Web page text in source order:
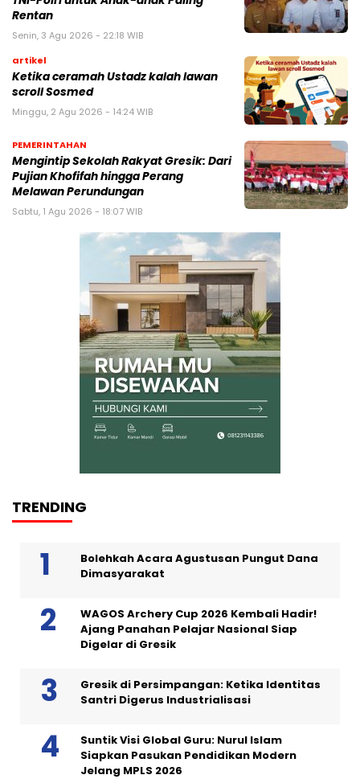
Rentan
Senin, 3 Agu 2026 - 22:18 WIB
artikel
Ketika ceramah Ustadz kalah lawan
scroll Sosmed
Minggu, 2 Agu 2026 - 14:24 WIB
PEMERINTAHAN
Mengintip Sekolah Rakyat Gresik: Dari
Pujian Khofifah hingga Perang
Melawan Perundungan
Sabtu, 1 Agu 2026 - 18:07 WIB
TRENDING
Bolehkah Acara Agustusan Pungut Dana
Dimasyarakat
WAGOS Archery Cup 2026 Kembali Hadir!
Ajang Panahan Pelajar Nasional Siap
Digelar di Gresik
Gresik di Persimpangan: Ketika Identitas
Santri Digerus Industrialisasi
Suntik Visi Global Guru: Nurul Islam
Siapkan Pasukan Pendidikan Modern
Jelang MPLS 2026